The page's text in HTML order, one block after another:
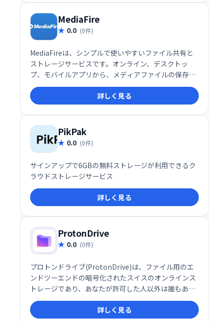
MediaFire
0.0 (0件)
MediaFireは、シンプルで使いやすいファイル共有と
ストレージサービスです。オンライン、デスクトッ
プ、モバイルアプリから、メディアファイルの保存、
共有、閲覧が可能です。 多くのデバイスでアクセスで
き、手軽にファイルを管理できます。
詳しく見る
PikPak
0.0 (0件)
サインアップで6GBの無料ストレージが利用できるク
ラウドストレージサービス
詳しく見る
ProtonDrive
0.0 (0件)
プロトンドライブ(ProtonDrive)は、ファイル用のエ
ンドツーエンドの暗号化されたスイスのオンラインス
トレージであり、あなたが許可した人以外は誰もあな
たのデータにアクセスできないようにします。
詳しく見る